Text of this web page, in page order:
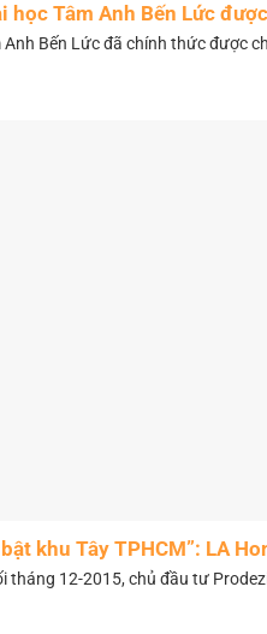
học Tâm Anh Bến Lức
Bến Lức đã chính thức được
khu Tây TPHCM”: LA
tư mới
tháng 12-2015, chủ đầu tư